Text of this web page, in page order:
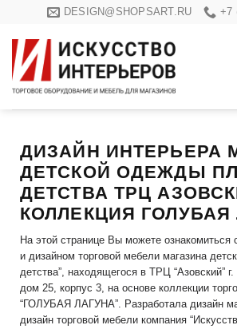
content
DESIGN@SHOPSART.RU +7
ДИЗАЙН ИНТЕРЬЕРА
ДЕТСКОЙ ОДЕЖДЫ
ДЕТСТВА ТРЦ
КОЛЛЕКЦИЯ ГОЛУБАЯ
На этой странице Вы можете ознакомиться
и дизайном торговой мебели магазина
детства”, находящегося в ТРЦ “Азовский”
дом 25, корпус 3, на основе коллекции
“ГОЛУБАЯ ЛАГУНА”. Разработала дизайн
дизайн торговой мебели компания